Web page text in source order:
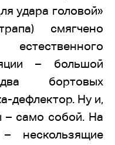
удара головой»
смягчено
– большой
бортовых
дефлектор. Ну и,
– само собой. На
нескользящие